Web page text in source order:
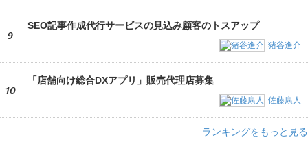
9
SEO記事作成代行サービスの見込み顧客のトスアップ
猪谷進介
10
「店舗向け総合DXアプリ」販売代理店募集
佐藤康人
ランキングをもっと見る